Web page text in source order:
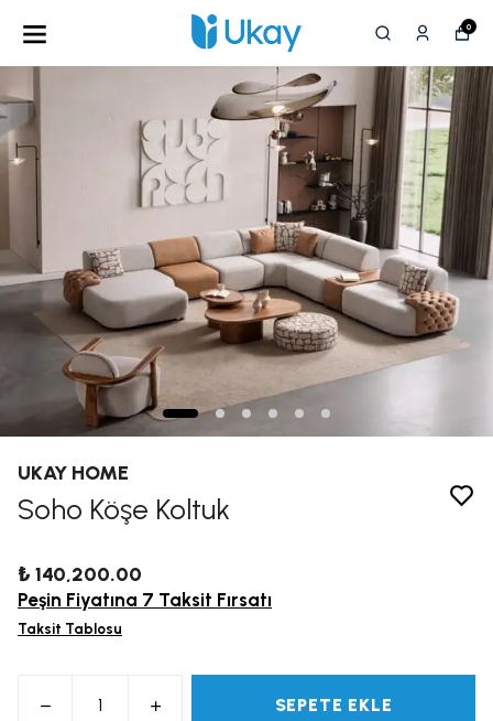
0
UKAY HOME
Soho Köşe Koltuk
₺ 140,200.00
Peşin Fiyatına 7 Taksit Fırsatı
Taksit Tablosu
SEPETE EKLE